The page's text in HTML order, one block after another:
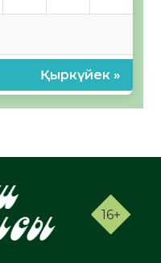
Қыркүйек »
16+